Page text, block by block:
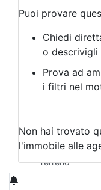
Bar/Ristorante
Albergo
Laboratorio
Negozio/locale
Agriturismo
Magazzini
Qualsiasi
Terreno
Terreno
Puoi provare
Chiedi
o descrivigli
Prova ad
i filtri nel
Non hai trovato
l'immobile alle